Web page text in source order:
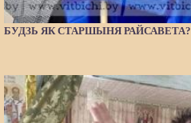
БУДЗЬ ЯК СТАРШЫНЯ РАЙСАВЕТА?